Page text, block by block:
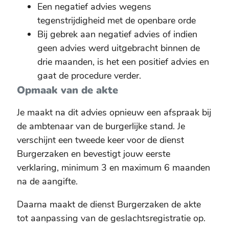
Een negatief advies wegens
tegenstrijdigheid met de openbare orde
Bij gebrek aan negatief advies of indien
geen advies werd uitgebracht binnen de
drie maanden, is het een positief advies en
gaat de procedure verder.
Opmaak van de akte
Je maakt na dit advies opnieuw een afspraak bij
de ambtenaar van de burgerlijke stand. Je
verschijnt een tweede keer voor de dienst
Burgerzaken en bevestigt jouw eerste
verklaring, minimum 3 en maximum 6 maanden
na de aangifte.
Daarna maakt de dienst Burgerzaken de akte
tot aanpassing van de geslachtsregistratie op.